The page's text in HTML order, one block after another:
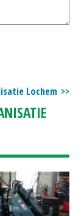
Lochem